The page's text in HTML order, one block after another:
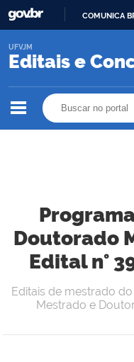
COMUNICA
Editais e
UFVJM
Doutorado
Edital n°
Editais de mestrado
Mestrado e